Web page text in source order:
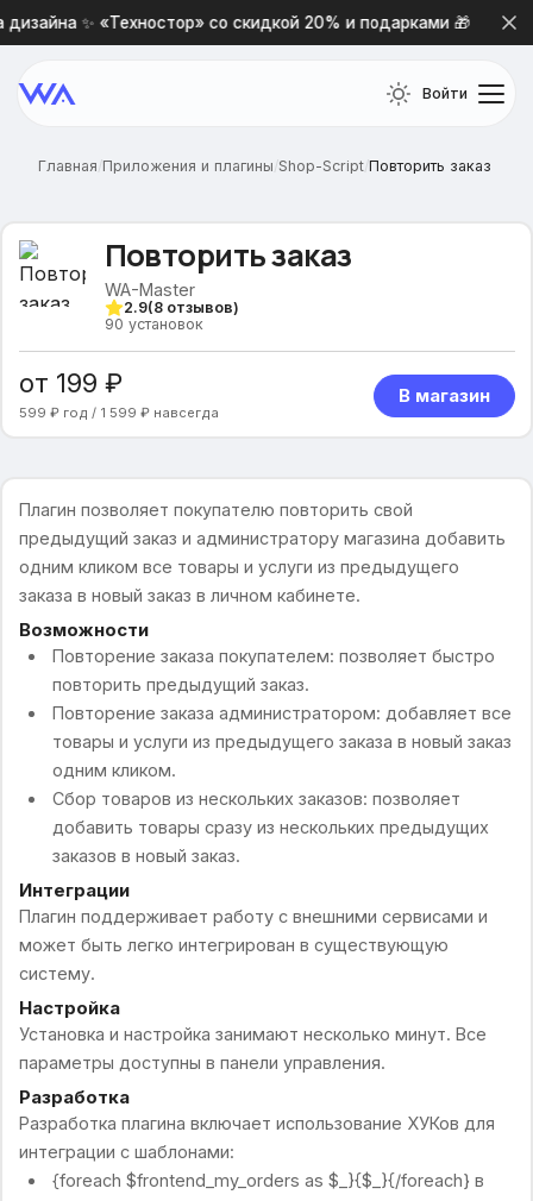
✨ «Техностор» со скидкой 20% и подарками 🎁
Войти
Главная/Приложения и плагины/Shop-Script/Повторить заказ
Повторить заказ
WA-Master
2.9(8отзывов)
90 установок
от 199 ₽
599 ₽ год / 1 599 ₽ навсегда
В магазин
Плагин позволяет покупателю повторить свой
предыдущий заказ и администратору магазина добавить
одним кликом все товары и услуги из предыдущего
заказа в новый заказ в личном кабинете.
Возможности
Повторение заказа покупателем: позволяет быстро
повторить предыдущий заказ.
Повторение заказа администратором: добавляет все
товары и услуги из предыдущего заказа в новый заказ
одним кликом.
Сбор товаров из нескольких заказов: позволяет
добавить товары сразу из нескольких предыдущих
заказов в новый заказ.
Интеграции
Плагин поддерживает работу с внешними сервисами и
может быть легко интегрирован в существующую
систему.
Настройка
Установка и настройка занимают несколько минут. Все
параметры доступны в панели управления.
Разработка
Разработка плагина включает использование ХУКов для
интеграции с шаблонами:
{foreach $frontend_my_orders as $_}{$_}{/foreach} в